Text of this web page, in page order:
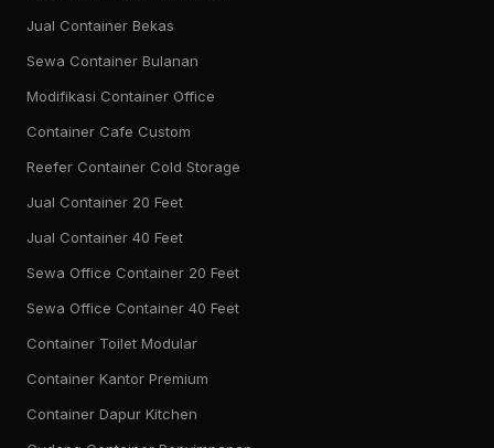
Jual Container Bekas
Sewa Container Bulanan
Modifikasi Container Office
Container Cafe Custom
Reefer Container Cold Storage
Jual Container 20 Feet
Jual Container 40 Feet
Sewa Office Container 20 Feet
Sewa Office Container 40 Feet
Container Toilet Modular
Container Kantor Premium
Container Dapur Kitchen